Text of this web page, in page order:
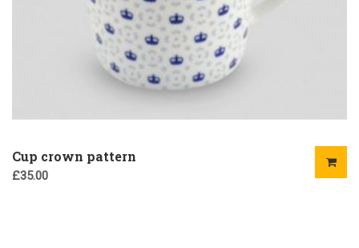
Cup crown pattern
£35.00